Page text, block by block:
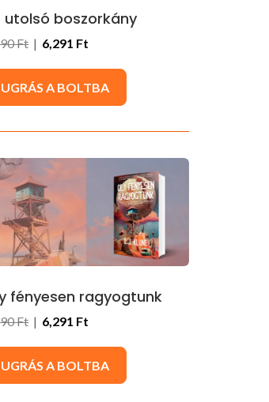
utolsó boszorkány
Ft| 6,291 Ft
UGRÁS A BOLTBA
fényesen ragyogtunk
Ft| 6,291 Ft
UGRÁS A BOLTBA